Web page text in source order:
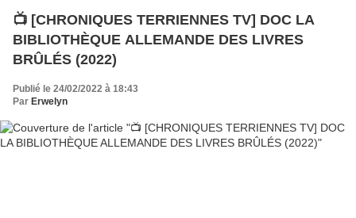
📺 [CHRONIQUES TERRIENNES TV] DOC LA
BIBLIOTHÈQUE ALLEMANDE DES LIVRES
BRÛLÉS (2022)
Publié le 24/02/2022 à 18:43
Par Erwelyn